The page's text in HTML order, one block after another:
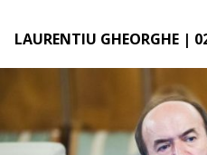
LAURENTIU GHEORGHE |